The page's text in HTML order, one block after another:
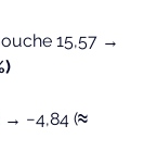
15,57 →
→ −4,84 (≈